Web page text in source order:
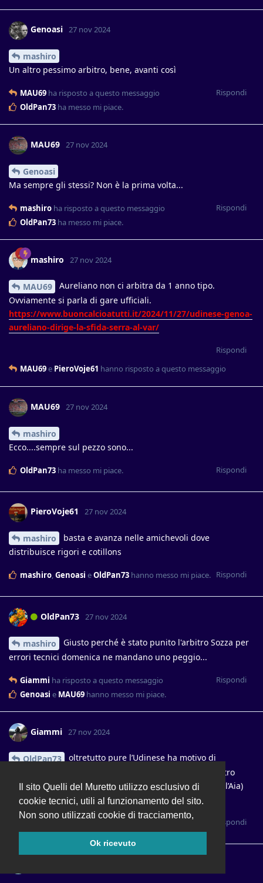
Il sito Quelli del Muretto utilizzo esclusivo di
cookie tecnici, utili al funzionamento del sito.
Non sono utilizzati cookie di tracciamento,
Ok ricevuto
Genoasi 27 nov 2024
mashiro
Un altro pessimo arbitro, bene, avanti così
Rispondi
MAU69 ha risposto a questo messaggio
OldPan73 ha messo mi piace.
MAU69 27 nov 2024
Genoasi
Ma sempre gli stessi? Non è la prima volta...
Rispondi
mashiro ha risposto a questo messaggio
OldPan73 ha messo mi piace.
mashiro 27 nov 2024
MAU69
Aureliano non ci arbitra da 1 anno tipo.
Ovviamente si parla di gare ufficiali.
https://www.buoncalcioatutti.it/2024/11/27/udinese-genoa-
aureliano-dirige-la-sfida-serra-al-var/
Rispondi
MAU69e PieroVoje61 hanno risposto a questo messaggio
MAU69 27 nov 2024
mashiro
Ecco....sempre sul pezzo sono...
Rispondi
OldPan73 ha messo mi piace.
PieroVoje61 27 nov 2024
mashiro
basta e avanza nelle amichevoli dove
distribuisce rigori e cotillons
Rispondi
mashiro,Genoasi eOldPan73 hanno messo mi piace.
OldPan73 27 nov 2024
mashiro
Giusto perché è stato punito l'arbitro Sozza per
errori tecnici domenica ne mandano uno peggio...
Rispondi
Giammi ha risposto a questo messaggio
Genoasi e MAU69 hanno messo mi piace.
Giammi 27 nov 2024
OldPan73
oltretutto pure l’Udinese ha motivo di
lamentarsi perché molto dubbio il rigore non dato contro
l’Empoli e addirittura clamoroso (con tanto di scuse dell’Aia)
quello non dato contro l’Atalanta
Rispondi